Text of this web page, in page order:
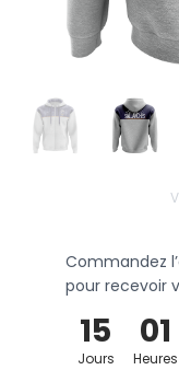
Commandez
pour recevoir
15
Jours
01
Heures